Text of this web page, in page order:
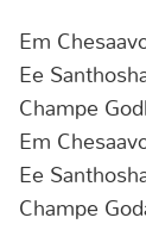
Em
Ee
Champe
Em
Ee
Champe